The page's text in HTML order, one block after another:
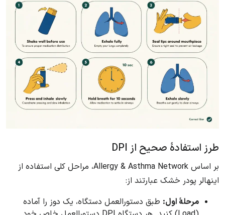
طرز استفادهٔ صحیح از DPI
بر اساس Allergy & Asthma Network، مراحل کلی استفاده از
اینهالر پودر خشک عبارتند از:
مرحلهٔ اول: طبق دستورالعمل دستگاه، یک دوز را آماده